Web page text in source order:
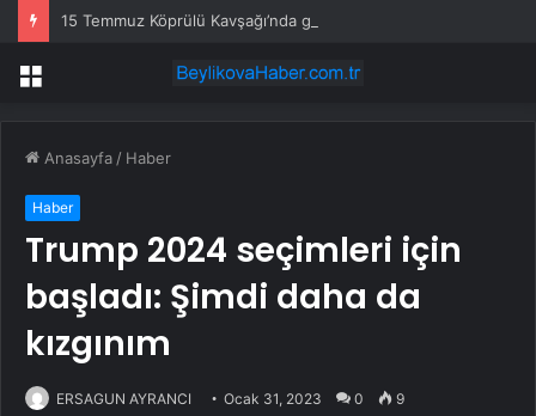
15 Temmuz Köprülü Kavşağı’nda güvenli ulaşım
Menü
Anasayfa / Haber
Haber
Trump 2024 seçimleri için
başladı: Şimdi daha da
kızgınım
ERSAGUN AYRANCI Ocak 31, 2023 0 9